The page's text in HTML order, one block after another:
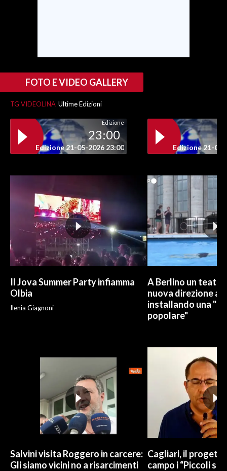
ABBONATI
PUBBLICITÀ
SPIAGGE
FOTO E VIDEO GALLERY
TG VIDEOLINA Ultime Edizioni
Edizione
23:00
Edizione 21-05-2026 23:00 Edizione 21-05-
Il Jova Summer Party infiamma
Olbia
Ilenia Giagnoni
A Berlino un
nuova direzione
installando una
popolare"
Salvini visita Roggero in carcere:
Gli siamo vicini no a risarcimenti
Cagliari, il
campo i “Piccoli